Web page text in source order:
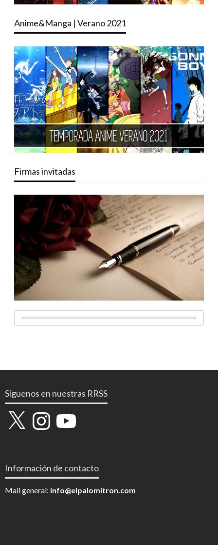
Anime&Manga | Verano 2021
Firmas invitadas
Síguenos en nuestras RRSS
X InstagramYouTube
Información de contacto
Mail general: info@elpalomitron.com